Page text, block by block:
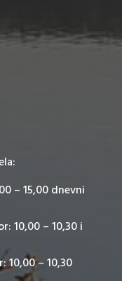
– 15,00 dnevni
10,00 – 10,30 i
10,00 – 10,30